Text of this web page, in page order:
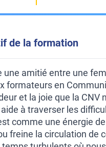
de la formation
une amitié entre une
formateurs en
et la joie que la
à traverser les
comme une énergie
freine la circulation de